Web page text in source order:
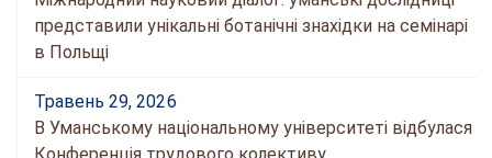
представили унікальні ботанічні знахідки на семінарі
в Польщі
Травень 29, 2026
В Уманському національному університеті відбулася